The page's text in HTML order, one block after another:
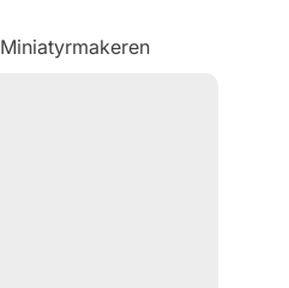
Miniatyrmakeren